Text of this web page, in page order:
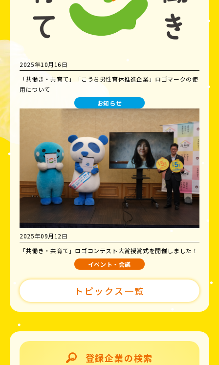
2025年10月16日
「共働き・共育て」「こうち男性育休推進企業」ロゴマークの使
用について
お知らせ
2025年09月12日
「共働き・共育て」ロゴコンテスト大賞授賞式を開催しました！
イベント・会議
トピックス一覧
登録企業の検索